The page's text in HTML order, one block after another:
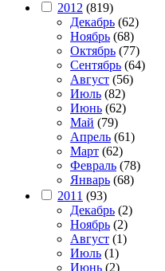
2012 (819)
Декабрь (62)
Ноябрь (68)
Октябрь (77)
Сентябрь (64)
Август (56)
Июль (82)
Июнь (62)
Май (79)
Апрель (61)
Март (62)
Февраль (78)
Январь (68)
2011 (93)
Декабрь (2)
Ноябрь (2)
Август (1)
Июль (1)
Июнь (2)